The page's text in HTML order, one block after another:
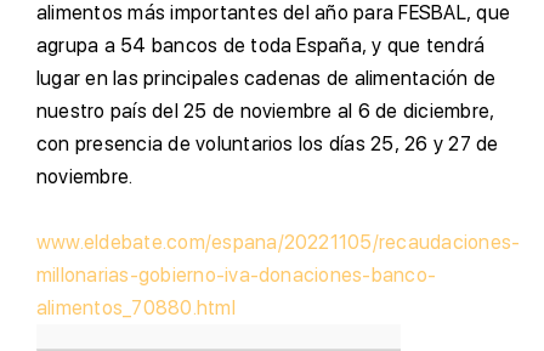
alimentos más importantes del año para FESBAL, que
agrupa a 54 bancos de toda España, y que tendrá
lugar en las principales cadenas de alimentación de
nuestro país del 25 de noviembre al 6 de diciembre,
con presencia de voluntarios los días 25, 26 y 27 de
noviembre.
www.eldebate.com/espana/20221105/recaudaciones-
millonarias-gobierno-iva-donaciones-banco-
alimentos_70880.html